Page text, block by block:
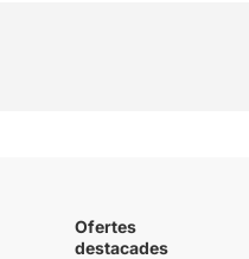
Ofertes
destacades